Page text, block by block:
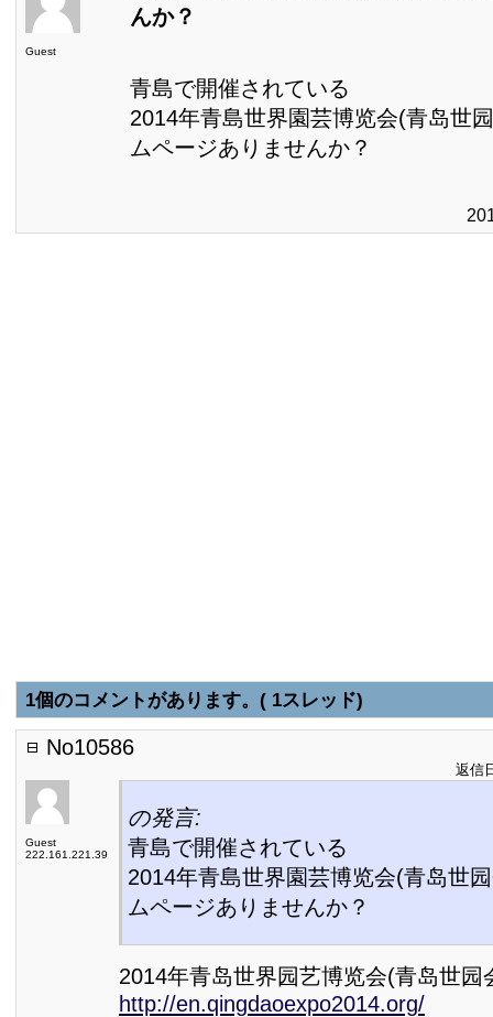
Guest
んか？
青島で開催されている
2014年青島世界園芸博览会(青岛世
ムページありませんか？
1個のコメントがあります。( 1スレッド)
No10586
返信
Guest
222.161.221.39
の発言:
青島で開催されている
2014年青島世界園芸博览会(青岛世
ムページありませんか？
2014年青岛世界园艺博览会(青岛世园
http://en.qingdaoexpo2014.org/